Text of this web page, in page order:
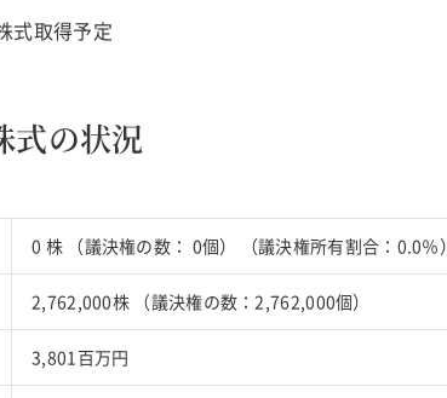
式取得予定
式の状況
0 株 （議決権の数： 0個） （議決権所有割合：0.0％）
2,762,000株 （議決権の数：2,762,000個）
3,801百万円